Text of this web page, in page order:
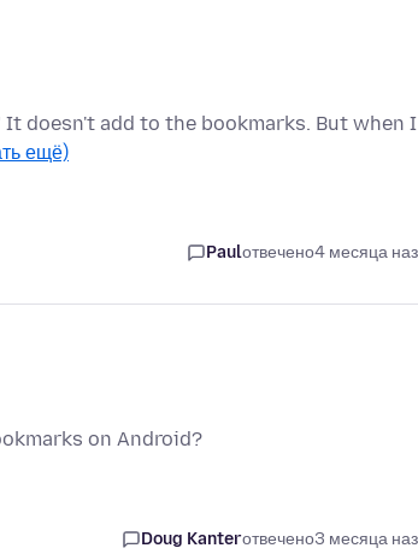
doesn't add to the bookmarks. But when I
ещё)
Paulотвечено4 месяца
on Android?
Doug Kanterотвечено3 месяца